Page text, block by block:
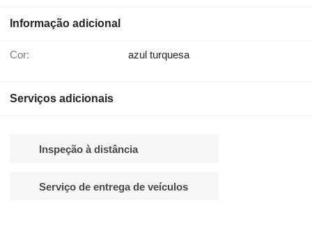
Informação adicional
Cor: azul turquesa
Serviços adicionais
Inspeção à distância
Serviço de entrega de veículos